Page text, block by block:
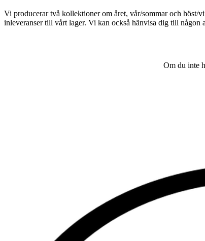
Vi producerar två kollektioner om året, vår/sommar och höst/
inleveranser till vårt lager. Vi kan också hänvisa dig till någon
Om du inte